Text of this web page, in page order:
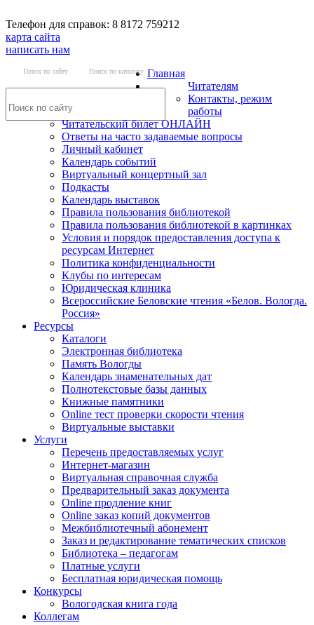
Телефон для справок: 8 8172 759212
карта сайта
написать нам
Поиск по сайту Поиск по каталогу Главная
Читателям
Контакты, режим
работы
Читательский билет ОНЛАЙН
Ответы на часто задаваемые вопросы
Личный кабинет
Календарь событий
Виртуальный концертный зал
Подкасты
Календарь выставок
Правила пользования библиотекой
Правила пользования библиотекой в картинках
Условия и порядок предоставления доступа к
ресурсам Интернет
Политика конфиденциальности
Клубы по интересам
Юридическая клиника
Всероссийские Беловские чтения «Белов. Вологда.
Россия»
Ресурсы
Каталоги
Электронная библиотека
Память Вологды
Календарь знаменательных дат
Полнотекстовые базы данных
Книжные памятники
Online тест проверки скорости чтения
Виртуальные выставки
Услуги
Перечень предоставляемых услуг
Интернет-магазин
Виртуальная справочная служба
Предварительный заказ документа
Online продление книг
Online заказ копий документов
Межбиблиотечный абонемент
Заказ и редактирование тематических списков
Библиотека – педагогам
Платные услуги
Бесплатная юридическая помощь
Конкурсы
Вологодская книга года
Коллегам